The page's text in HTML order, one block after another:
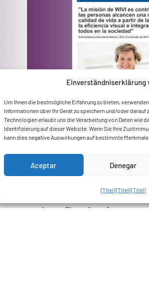
Einverständniserklärung
Um Ihnen die bestmögliche Erfahrung zu bieten,
Informationen über Ihr Gerät zu speichern und/oder darauf
Technologien erlaubt uns die Verarbeitung von Daten wie
Identifizierung auf dieser Website. Wenn Sie Ihre
kann dies negative Auswirkungen auf bestimmte
Aceptar Denegar
{Titel}{Titel}{Titel}
Die WIVI hat den
Verbesserung der
Menschen beizutragen
Interview mit unserer CEO und
Lesen Sie weiter... "